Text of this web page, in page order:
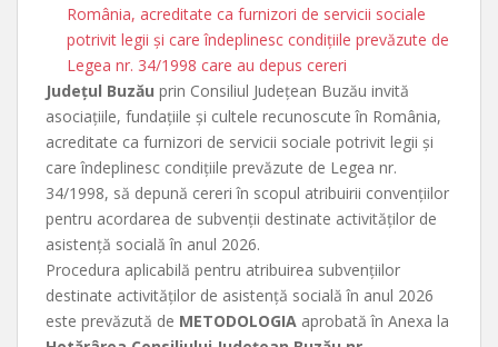
România, acreditate ca furnizori de servicii sociale
potrivit legii şi care îndeplinesc condiţiile prevăzute de
Legea nr. 34/1998 care au depus cereri
Județul Buzău prin Consiliul Judeţean Buzău invită
asociaţiile, fundaţiile și cultele recunoscute în România,
acreditate ca furnizori de servicii sociale potrivit legii şi
care îndeplinesc condiţiile prevăzute de Legea nr.
34/1998, să depună cereri în scopul atribuirii convenţiilor
pentru acordarea de subvenţii destinate activităţilor de
asistenţă socială în anul 2026.
Procedura aplicabilă pentru atribuirea subvenţiilor
destinate activităţilor de asistenţă socială în anul 2026
este prevăzută de METODOLOGIA aprobată în Anexa la